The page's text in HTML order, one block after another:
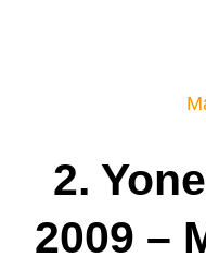
2.
2009 –